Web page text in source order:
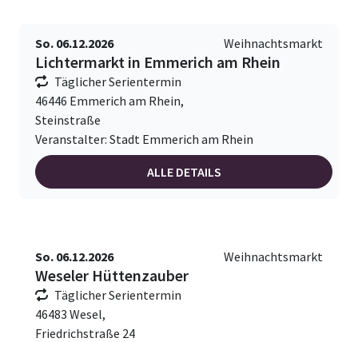
So. 06.12.2026 Weihnachtsmarkt
Lichtermarkt in Emmerich am Rhein
Täglicher Serientermin
46446 Emmerich am Rhein,
Steinstraße
Veranstalter: Stadt Emmerich am Rhein
ALLE DETAILS
So. 06.12.2026 Weihnachtsmarkt
Weseler Hüttenzauber
Täglicher Serientermin
46483 Wesel,
Friedrichstraße 24